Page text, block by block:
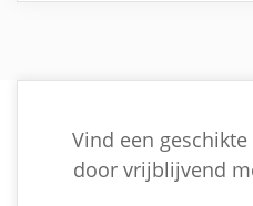
Vind een
door vrijblijvend